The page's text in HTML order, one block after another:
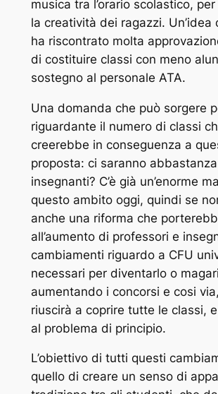
musica tra l’orario scolastico,
la creatività dei ragazzi. Un’idea
ha riscontrato molta
di costituire classi con meno
sostegno al personale ATA.
Una domanda che può sorgere
riguardante il numero di classi
creerebbe in conseguenza a
proposta: ci saranno abbastanza
insegnanti? C’è già un’enorme
questo ambito oggi, quindi se
anche una riforma che
all’aumento di professori e
cambiamenti riguardo a CFU
necessari per diventarlo o magari
aumentando i concorsi e cosi
riuscirà a coprire tutte le classi,
al problema di principio.
L’obiettivo di tutti questi
quello di creare un senso di